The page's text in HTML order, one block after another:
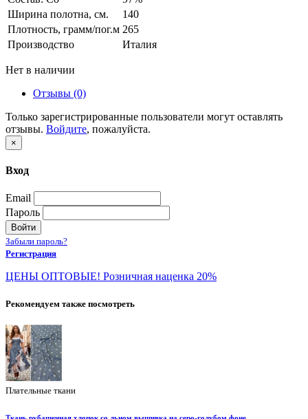
Ширина полотна, см.
140
Плотность, грамм/пог.м 265
Производство
Италия
Нет в наличии
Отзывы (0)
Только зарегистрированные пользователи могут оставлять
отзывы. Войдите, пожалуйста.
×
Вход
Email
Пароль
Войти
Забыли пароль?
Регистрация
ЦЕНЫ ОПТОВЫЕ! Розничная наценка 20%
Рекомендуем также посмотреть
Плательные ткани